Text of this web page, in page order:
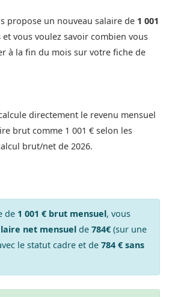
propose un nouveau salaire de 1 001
et vous voulez savoir combien vous
à la fin du mois sur votre fiche de
directement le revenu mensuel
brut comme 1 001 € selon les
brut/net de 2026.
de 1 001 € brut mensuel, vous
net mensuelde 784€(sur une
le statut cadre et de 784 € sans